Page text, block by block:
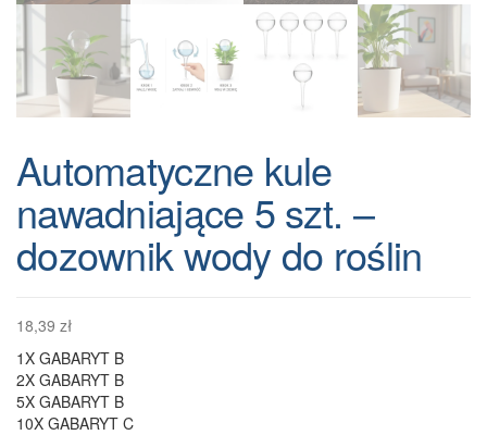
Automatyczne kule
nawadniające 5 szt. –
dozownik wody do roślin
18,39 zł
1X GABARYT B
2X GABARYT B
5X GABARYT B
10X GABARYT C